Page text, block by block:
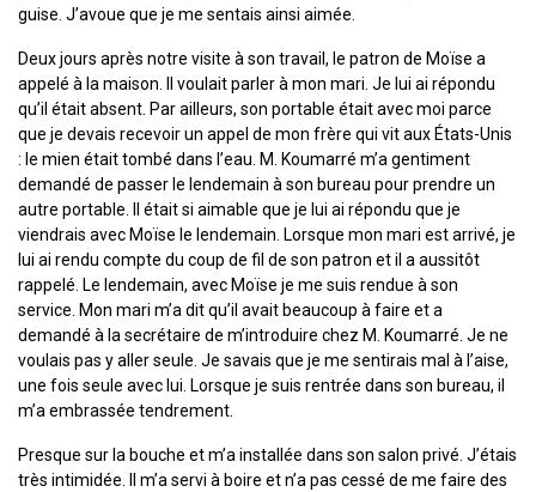
guise. J’avoue que je me sentais ainsi aimée.
Deux jours après notre visite à son travail, le patron de Moïse a
appelé à la maison. Il voulait parler à mon mari. Je lui ai répondu
qu’il était absent. Par ailleurs, son portable était avec moi parce
que je devais recevoir un appel de mon frère qui vit aux États-Unis
: le mien était tombé dans l’eau. M. Koumarré m’a gentiment
demandé de passer le lendemain à son bureau pour prendre un
autre portable. Il était si aimable que je lui ai répondu que je
viendrais avec Moïse le lendemain. Lorsque mon mari est arrivé, je
lui ai rendu compte du coup de fil de son patron et il a aussitôt
rappelé. Le lendemain, avec Moïse je me suis rendue à son
service. Mon mari m’a dit qu’il avait beaucoup à faire et a
demandé à la secrétaire de m’introduire chez M. Koumarré. Je ne
voulais pas y aller seule. Je savais que je me sentirais mal à l’aise,
une fois seule avec lui. Lorsque je suis rentrée dans son bureau, il
m’a embrassée tendrement.
Presque sur la bouche et m’a installée dans son salon privé. J’étais
très intimidée. Il m’a servi à boire et n’a pas cessé de me faire des